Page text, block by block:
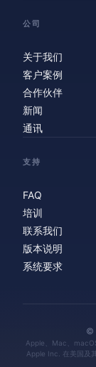
公司
关于我们
客户案例
合作伙伴
新闻
通讯
支持
FAQ
培训
联系我们
版本说明
系统要求
©
Apple、Mac、
Apple Inc. 在美国及